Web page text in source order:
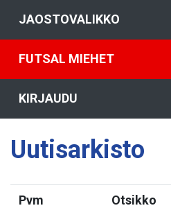
JAOSTOVALIKKO
FUTSAL MIEHET
KIRJAUDU
Uutisarkisto
Pvm Otsikko